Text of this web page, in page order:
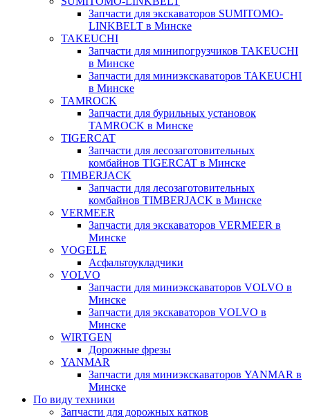
Запчасти для экскаваторов SUMITOMO-
LINKBELT в Минске
TAKEUCHI
Запчасти для минипогрузчиков TAKEUCHI
в Минске
Запчасти для миниэкскаваторов TAKEUCHI
в Минске
TAMROCK
Запчасти для бурильных установок
TAMROCK в Минске
TIGERCAT
Запчасти для лесозаготовительных
комбайнов TIGERCAT в Минске
TIMBERJACK
Запчасти для лесозаготовительных
комбайнов TIMBERJACK в Минске
VERMEER
Запчасти для экскаваторов VERMEER в
Минске
VOGELE
Асфальтоукладчики
VOLVO
Запчасти для миниэкскаваторов VOLVO в
Минске
Запчасти для экскаваторов VOLVO в
Минске
WIRTGEN
Дорожные фрезы
YANMAR
Запчасти для миниэкскаваторов YANMAR в
Минске
По виду техники
Запчасти для дорожных катков